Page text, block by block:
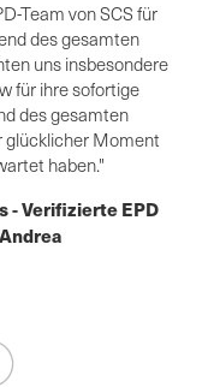
Team von SCS für
des gesamten
uns insbesondere
für ihre sofortige
des gesamten
glücklicher Moment
haben."
- Verifizierte EPD